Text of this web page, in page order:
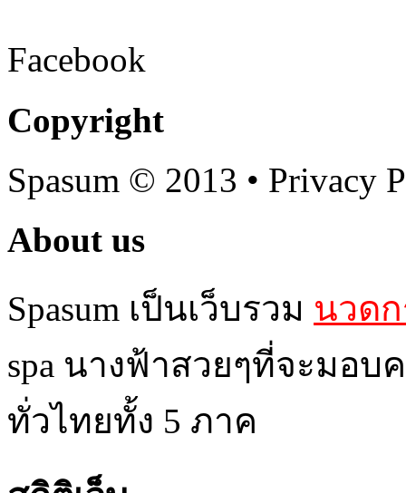
Facebook
Copyright
Spasum © 2013 • Privacy
About us
Spasum เป็นเว็บรวม นวด
spa นางฟ้าสวยๆที่จะมอ
ทั่วไทยทั้ง 5 ภาค